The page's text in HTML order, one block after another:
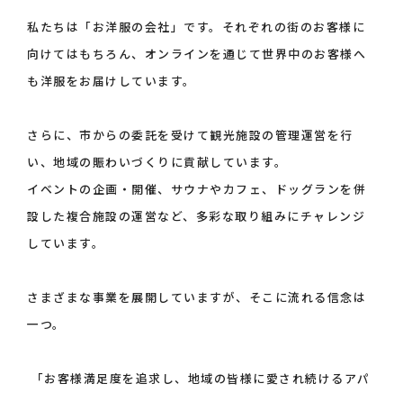
私たちは「お洋服の会社」です。 それぞれの街のお客様に
向けてはもちろん、オンラインを通じて世界中のお客様へ
も洋服をお届けしています。
さらに、市からの委託を受けて観光施設の管理運営を行
い、地域の賑わいづくりに貢献しています。
イベントの企画・開催、サウナやカフェ、ドッグランを併
設した複合施設の運営など、多彩な取り組みにチャレンジ
しています。
さまざまな事業を展開していますが、そこに流れる信念は
一つ。
「お客様満足度を追求し、地域の皆様に愛され続けるアパ